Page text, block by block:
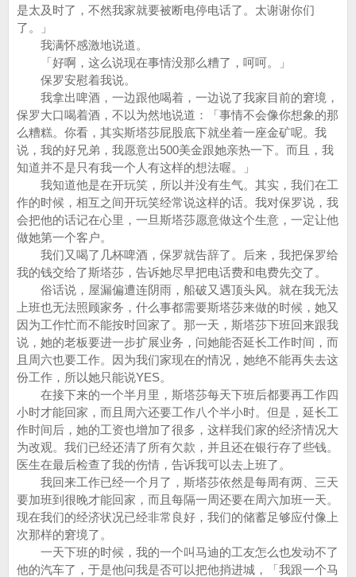
是太及时了，不然我家就要被断电停电话了。太谢谢你们
了。」
我满怀感激地说道。
「好啊，这么说现在事情没那么糟了，呵呵。」
保罗安慰着我说。
我拿出啤酒，一边跟他喝着，一边说了我家目前的窘境，
保罗大口喝着酒，不以为然地说道：「事情不会像你想象的那
么糟糕。你看，其实斯塔莎屁股底下就坐着一座金矿呢。我
说，我的好兄弟，我愿意出500美金跟她亲热一下。而且，我
知道并不是只有我一个人有这样的想法喔。」
我知道他是在开玩笑，所以并没有生气。其实，我们在工
作的时候，相互之间开玩笑经常说这样的话。我对保罗说，我
会把他的话记在心里，一旦斯塔莎愿意做这个生意，一定让他
做她第一个客户。
我们又喝了几杯啤酒，保罗就告辞了。后来，我把保罗给
我的钱交给了斯塔莎，告诉她尽早把电话费和电费先交了。
俗话说，屋漏偏遭连阴雨，船破又遇顶头风。就在我无法
上班也无法照顾家务，什么事都需要斯塔莎来做的时候，她又
因为工作忙而不能按时回家了。那一天，斯塔莎下班回来跟我
说，她的老板要进一步扩展业务，问她能否延长工作时间，而
且周六也要工作。因为我们家现在的情况，她绝不能再失去这
份工作，所以她只能说YES。
在接下来的一个半月里，斯塔莎每天下班后都要再工作四
小时才能回家，而且周六还要工作八个半小时。但是，延长工
作时间后，她的工资也增加了很多，这样我们家的经济情况大
为改观。我们已经还清了所有欠款，并且还在银行存了些钱。
医生在最后检查了我的伤情，告诉我可以去上班了。
我回来工作已经一个月了，斯塔莎依然是每周有两、三天
要加班到很晚才能回家，而且每隔一周还要在周六加班一天。
现在我们的经济状况已经非常良好，我们的储蓄足够应付像上
次那样的窘境了。
一天下班的时候，我的一个叫马迪的工友怎么也发动不了
他的汽车了，于是他问我是否可以把他捎进城，「我跟一个马